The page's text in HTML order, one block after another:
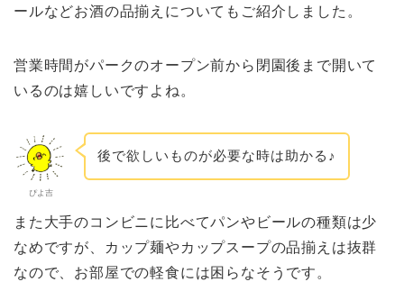
ールなどお酒の品揃えについてもご紹介しました。
営業時間がパークのオープン前から閉園後まで開いて
いるのは嬉しいですよね。
ぴよ吉
後で欲しいものが必要な時は助かる♪
また大手のコンビニに比べてパンやビールの種類は少
なめですが、カップ麺やカップスープの品揃えは抜群
なので、お部屋での軽食には困らなそうです。